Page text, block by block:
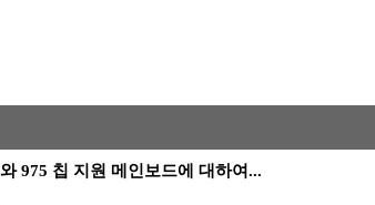
975 칩 지원 메인보드에 대하여...